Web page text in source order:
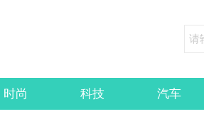
时尚 科技 汽车